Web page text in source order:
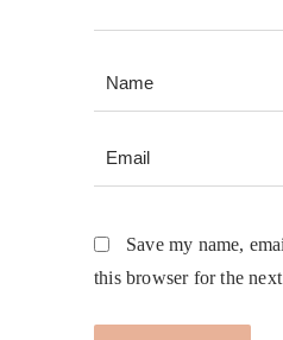
Save my name,
this browser for the